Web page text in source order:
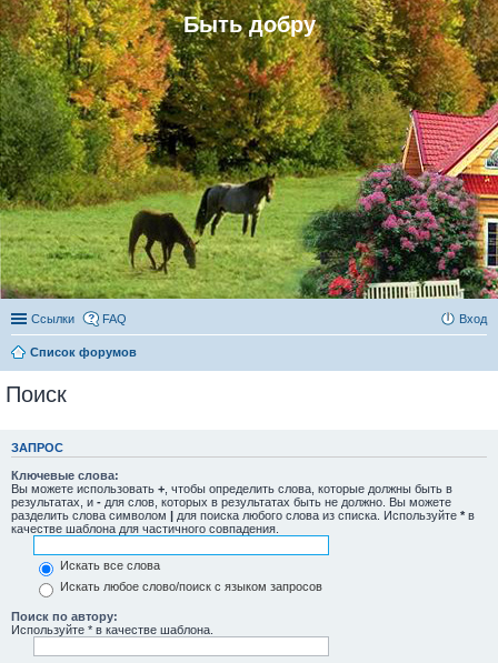
Быть добру
Ссылки FAQ Вход
Список форумов
Поиск
ЗАПРОС
Ключевые слова:
Вы можете использовать + , чтобы определить слова, которые должны быть в
результатах, и - для слов, которых в результатах быть не должно. Вы можете
разделить слова символом | для поиска любого слова из списка. Используйте * в
качестве шаблона для частичного совпадения.
Искать все слова
Искать любое слово/поиск с языком запросов
Поиск по автору:
Используйте * в качестве шаблона.